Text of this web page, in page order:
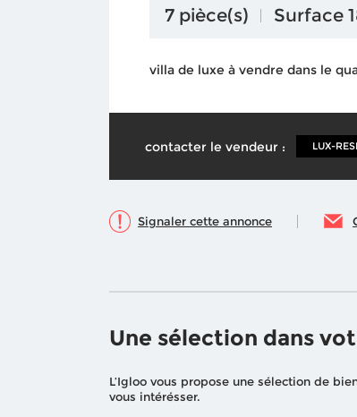
7 pièce(s) Surface
villa de luxe à vendre dans le
contacter le vendeur : LUX-
Signaler cette annonce
Une sélection dans
L’Igloo vous propose une sélection de
vous intérésser.